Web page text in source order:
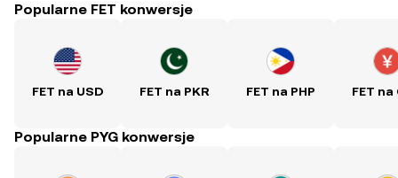
Popularne FET konwersje
FET na USD FET na PKR FET na PHP FET na
Popularne PYG konwersje